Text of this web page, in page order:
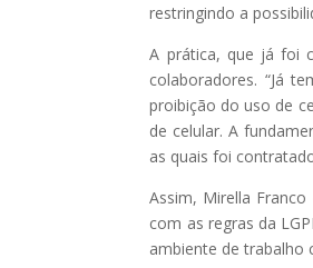
restringindo a
A prática, que já foi
colaboradores. “Já
proibição do uso de
de celular. A
as quais foi
Assim, Mirella
com as regras da
ambiente de trabalho